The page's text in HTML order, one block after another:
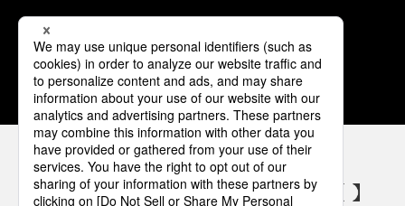
1 2 3 4 5
パナソニックの電気設備 SNSアカウント